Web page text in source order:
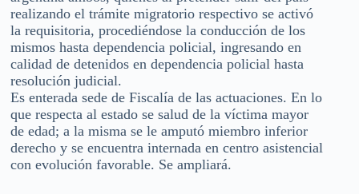
realizando el trámite migratorio respectivo se activó
la requisitoria, procediéndose la conducción de los
mismos hasta dependencia policial, ingresando en
calidad de detenidos en dependencia policial hasta
resolución judicial.
Es enterada sede de Fiscalía de las actuaciones. En lo
que respecta al estado se salud de la víctima mayor
de edad; a la misma se le amputó miembro inferior
derecho y se encuentra internada en centro asistencial
con evolución favorable. Se ampliará.